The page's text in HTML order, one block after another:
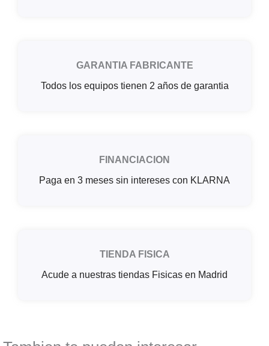
GARANTIA FABRICANTE
Todos los equipos tienen 2 años de garantia
FINANCIACION
Paga en 3 meses sin intereses con KLARNA
TIENDA FISICA
Acude a nuestras tiendas Fisicas en Madrid